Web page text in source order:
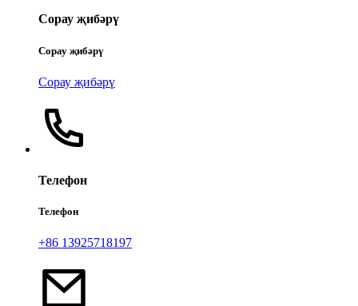
Сорау җибәрү
Сорау җибәрү
Сорау җибәрү
Телефон
Телефон
+86 13925718197